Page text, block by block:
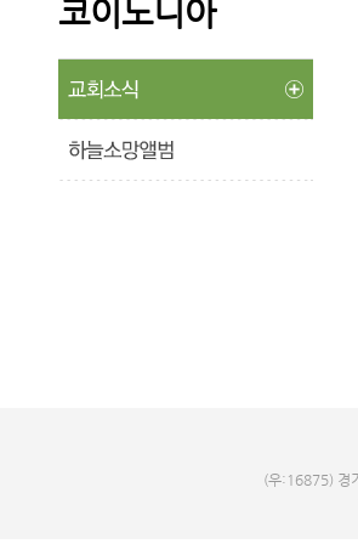
코이노니아
(우:16875) 경